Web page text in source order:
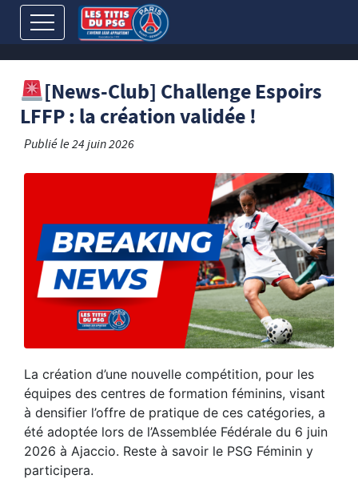
[News-Club] Challenge Espoirs
LFFP : la création validée !
Publié le24 juin 2026
La création d’une nouvelle compétition, pour les
équipes des centres de formation féminins, visant
à densifier l’offre de pratique de ces catégories, a
été adoptée lors de l’Assemblée Fédérale du 6 juin
2026 à Ajaccio. Reste à savoir le PSG Féminin y
participera.